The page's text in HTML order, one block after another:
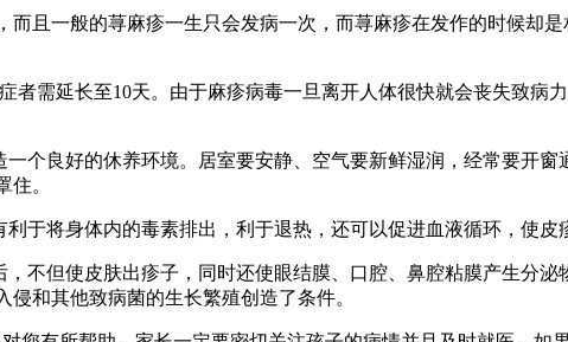
且一般的荨麻疹一生只会发病一次，而荨麻疹在发作的时候却
者需延长至10天。由于麻疹病毒一旦离开人体很快就会丧失致病
个良好的休养环境。居室要安静、空气要新鲜湿润，经常要开
住。
于将身体内的毒素排出，利于退热，还可以促进血液循环，使皮
不但使皮肤出疹子，同时还使眼结膜、口腔、鼻腔粘膜产生分
和其他致病菌的生长繁殖创造了条件。